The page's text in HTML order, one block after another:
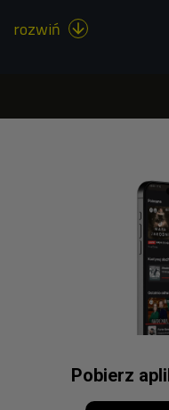
rozwiń 
Pobierz